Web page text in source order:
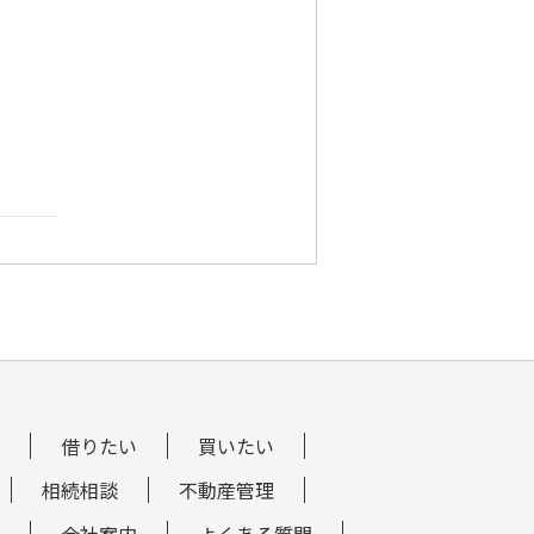
借りたい
買いたい
相続相談
不動産管理